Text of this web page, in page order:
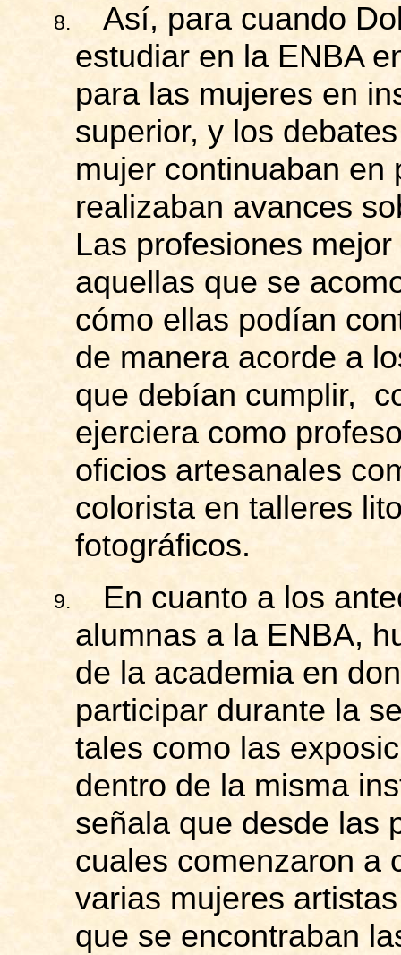
8.
Así, para cuando
estudiar en la ENBA
para las mujeres en
superior, y los
mujer continuaban en
realizaban avances
Las profesiones
aquellas que se
cómo ellas podían
de manera acorde a
que debían cumplir,
ejerciera como
oficios artesanales
colorista en talleres
fotográficos.
9.
En cuanto a los
alumnas a la ENBA,
de la academia en
participar durante la
tales como las
dentro de la misma
señala que desde las
cuales comenzaron a
varias mujeres
que se encontraban